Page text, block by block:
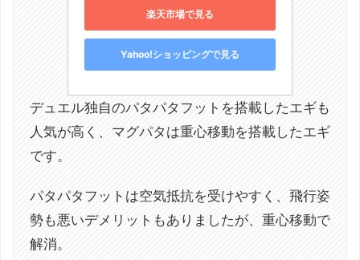
楽天市場で見る
Yahoo!ショッピングで見る
デュエル独自のパタパタフットを搭載したエギも
人気が高く、マグパタは重心移動を搭載したエギ
です。
パタパタフットは空気抵抗を受けやすく、飛行姿
勢も悪いデメリットもありましたが、重心移動で
解消。